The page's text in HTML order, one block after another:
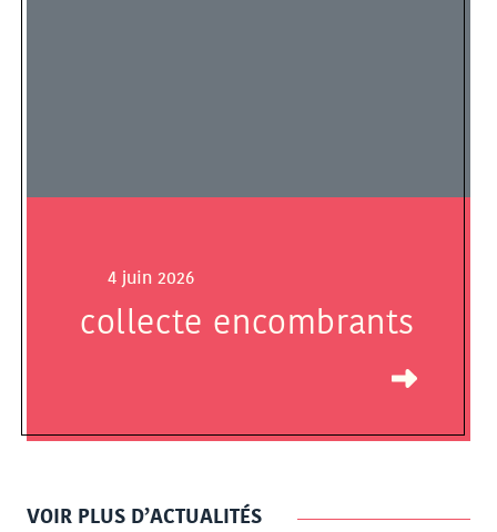
4 juin 2026
collecte encombrants
VOIR PLUS D’ACTUALITÉS